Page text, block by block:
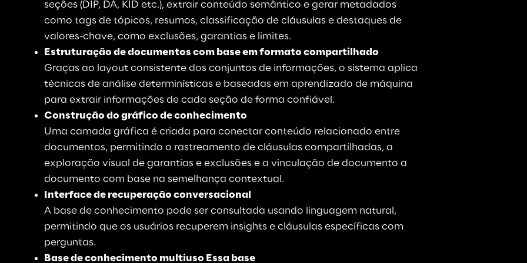
seções (DIP, DA, KID etc.), extrair conteúdo semântico e gerar metadados
como tags de tópicos, resumos, classificação de cláusulas e destaques de
valores-chave, como exclusões, garantias e limites.
Estruturação de documentos com base em formato compartilhado
Graças ao layout consistente dos conjuntos de informações, o sistema aplica
técnicas de análise determinísticas e baseadas em aprendizado de máquina
para extrair informações de cada seção de forma confiável .
Construção do gráfico de conhecimento
Uma camada gráfica é criada para conectar conteúdo relacionado entre
documentos, permitindo o rastreamento de cláusulas compartilhadas, a
exploração visual de garantias e exclusões e a vinculação de documento a
documento com base na semelhança contextual .
Interface de recuperação conversacional
A base de conhecimento pode ser consultada usando linguagem natural,
permitindo que os usuários recuperem insights e cláusulas específicas com
perguntas.
Base de conhecimento multiuso Essa base